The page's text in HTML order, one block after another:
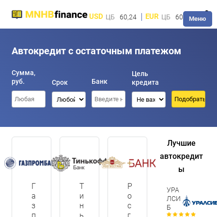
USD ЦБ 60,24 EUR ЦБ 60,28Меню
Автокредит с остаточным платежом
Сумма,
руб.
Срок Банк
Цель
кредита
Г
а
з
п
Т
и
н
ь
Р
о
с
г
Лучшие
автокредит
ы
УРА
ЛСИ
Б